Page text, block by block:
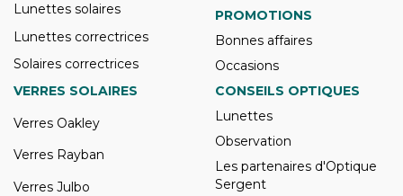
Lunettes solaires
Lunettes correctrices
Solaires correctrices
PROMOTIONS
Bonnes affaires
Occasions
VERRES SOLAIRES
Verres Oakley
Verres Rayban
Verres Julbo
CONSEILS OPTIQUES
Lunettes
Observation
Les partenaires d'Optique
Sergent